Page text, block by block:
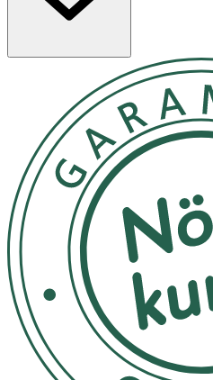
absorbering av de naturliga
- Applicera en generös mängd
direkt på huden eller på en
- Massera varsamt över hela
uppfriskande och
- Efter att noggrant ha
av med varmt vatten.
- Förvaras svalt och mörkt.
solljus.
Innehåll
Aqua, Sodium Coco-Sulfate,
Cocoyl Glutamate, Caprylyl/
(från socker), Sodium
(risstärkelse), Caprylyl/Capryl